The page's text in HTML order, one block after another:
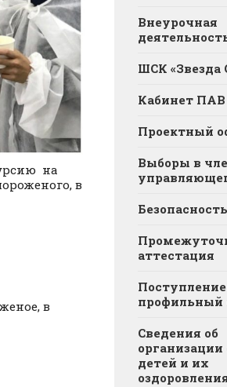
на
в
в
Внеурочная
ШСК «Звезда
Кабинет ПАВ
Проектный
Выборы в
Безопасность
аттестация
Поступление
профильный
Сведения об
детей и их